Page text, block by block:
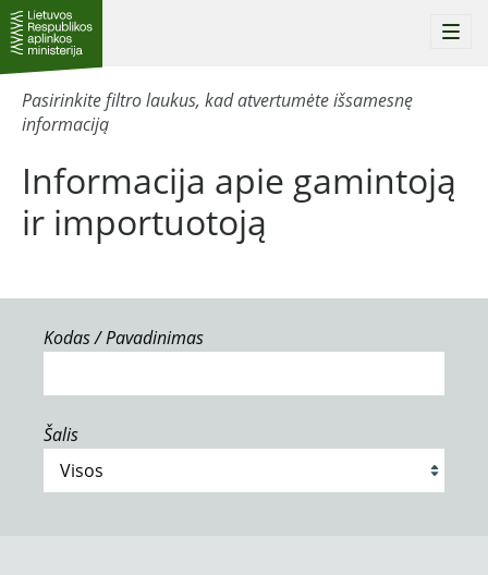
Informacija apie gamintoją
ir importuotoją
Pasirinkite filtro laukus, kad atvertumėte išsamesnę
informaciją
Kodas / Pavadinimas
Šalis